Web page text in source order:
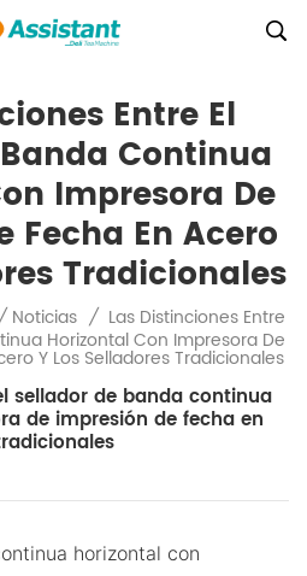
Entre El
Continua
Impresora De
Fecha En Acero
Tradicionales
Noticias / Las Distinciones Entre
Horizontal Con Impresora De
Y Los Selladores Tradicionales
sellador de banda continua
de impresión de fecha en
horizontal con